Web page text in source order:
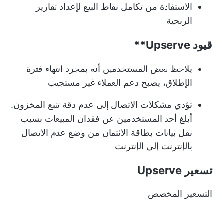
الاستفادة من تكامل نقاط البيع لإعداد تقارير
الربحية
قيود Upserve**
يلاحظ بعض المستخدمين أنه بمجرد انتهاء فترة
الإطلاق، يصبح دعم العملاء غير مستجيب
تؤدي مشكلات الاتصال إلى عدم دقة تتبع المخزون.
أبلغ أحد المستخدمين عن فقدان المبيعات بسبب
نقل بيانات بطاقة الائتمان من وضع عدم الاتصال
بالإنترنت إلى الإنترنت
تسعير Upserve
التسعير المخصص